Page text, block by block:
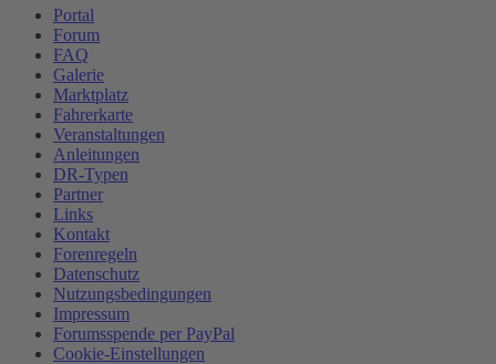
Portal
Forum
FAQ
Galerie
Marktplatz
Fahrerkarte
Veranstaltungen
Anleitungen
DR-Typen
Partner
Links
Kontakt
Forenregeln
Datenschutz
Nutzungsbedingungen
Impressum
Forumsspende per PayPal
Cookie-Einstellungen